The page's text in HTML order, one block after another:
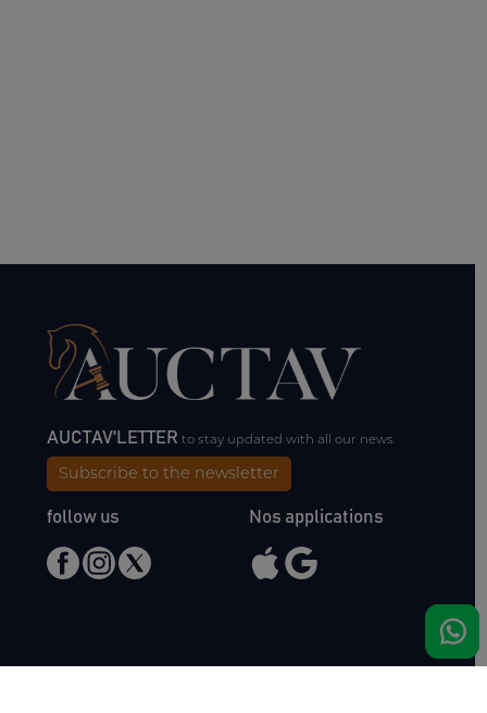
AUCTAV'LETTERto stay updated with all our news.
Subscribe to the newsletter
follow us Nos applications